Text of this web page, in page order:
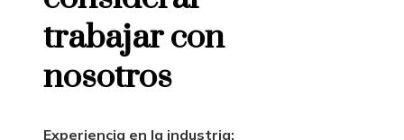
trabajar con
nosotros
Experiencia en la industria: